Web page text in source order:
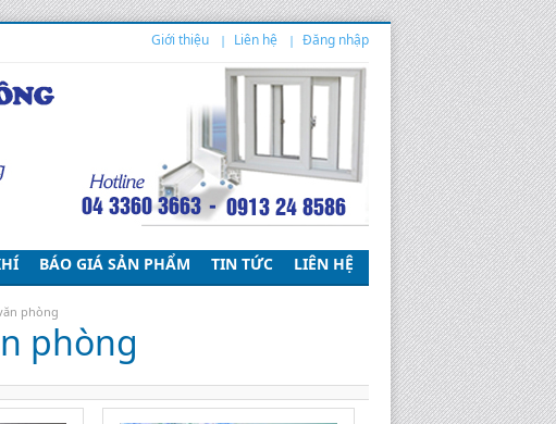
Hotline: 0976 692917 (Mr Khải)
Giới thiệu Liên hệ Đăng nhập
BÁO GIÁ SẢN PHẨM TIN TỨC LIÊN HỆ
phòng
phòng